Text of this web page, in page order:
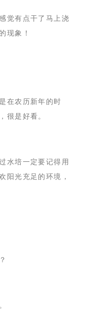
觉有点干了马上浇
现象！
在农历新年的时
很是好看。
水培一定要记得用
阳光充足的环境，